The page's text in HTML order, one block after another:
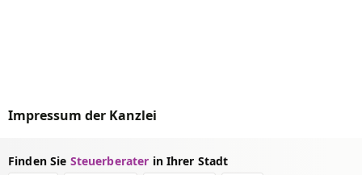
Impressum der Kanzlei
Finden Sie Steuerberater in Ihrer Stadt